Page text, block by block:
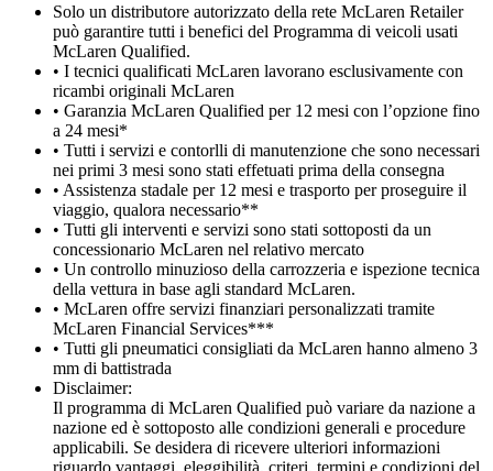
Solo un distributore autorizzato della rete McLaren Retailer
può garantire tutti i benefici del Programma di veicoli usati
McLaren Qualified.
• I tecnici qualificati McLaren lavorano esclusivamente con
ricambi originali McLaren
• Garanzia McLaren Qualified per 12 mesi con l’opzione fino
a 24 mesi*
• Tutti i servizi e contorlli di manutenzione che sono necessari
nei primi 3 mesi sono stati effetuati prima della consegna
• Assistenza stadale per 12 mesi e trasporto per proseguire il
viaggio, qualora necessario**
• Tutti gli interventi e servizi sono stati sottoposti da un
concessionario McLaren nel relativo mercato
• Un controllo minuzioso della carrozzeria e ispezione tecnica
della vettura in base agli standard McLaren.
• McLaren offre servizi finanziari personalizzati tramite
McLaren Financial Services***
• Tutti gli pneumatici consigliati da McLaren hanno almeno 3
mm di battistrada
Disclaimer:
Il programma di McLaren Qualified può variare da nazione a
nazione ed è sottoposto alle condizioni generali e procedure
applicabili. Se desidera di ricevere ulteriori informazioni
riguardo vantaggi, eleggibilità, criteri, termini e condizioni del